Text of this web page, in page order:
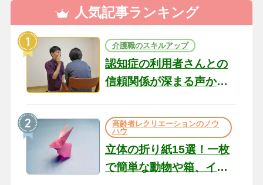
人気記事ランキング
介護職のスキルアップ
認知症の利用者さんとの
信頼関係が深まる声かけ
の現場から（22）
高齢者レクリエーションのノウ
ハウ
立体の折り紙15選！一枚
で簡単な動物や箱、イン